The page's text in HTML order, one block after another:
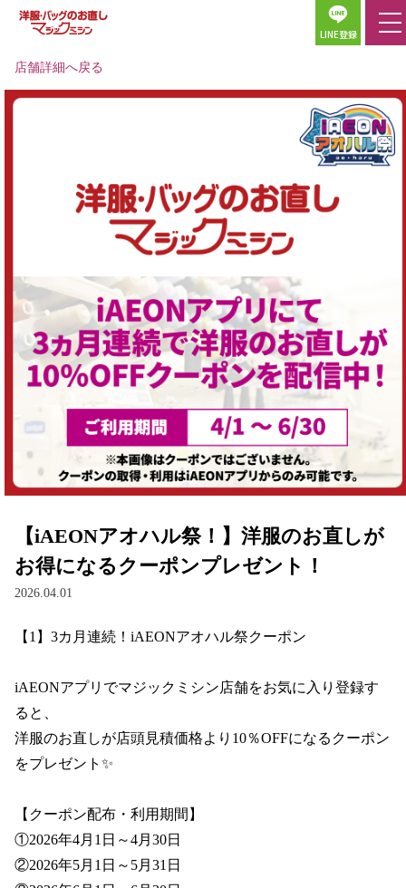
LINE登録
パンツ・デニム
スカート・ワンピース
ジャケット・コート
シャツ・Tシャツ
ニット
カバン・バッグの修理/クレンジング＆ケア
ユニバーサルファッション
ペット服
マジックミシンについて
お直し事例一覧
よくある質問
マジックミシンが選ばれる理由
インフォメーション
お問い合わせ
FC加盟店募集
法人様向けサービス
プライバシーポリシー
店舗詳細へ戻る
【iAEONアオハル祭！】洋服のお直しが
お得になるクーポンプレゼント！
2026.04.01
【1】3カ月連続！iAEONアオハル祭クーポン
iAEONアプリでマジックミシン店舗をお気に入り登録す
ると、
洋服のお直しが店頭見積価格より10％OFFになるクーポン
をプレゼント✨
【クーポン配布・利用期間】
①2026年4月1日～4月30日
②2026年5月1日～5月31日